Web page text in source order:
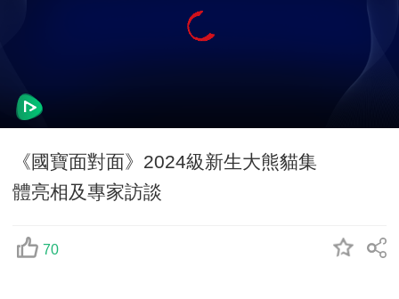
《國寶面對面》2024級新生大熊貓集
體亮相及專家訪談
70